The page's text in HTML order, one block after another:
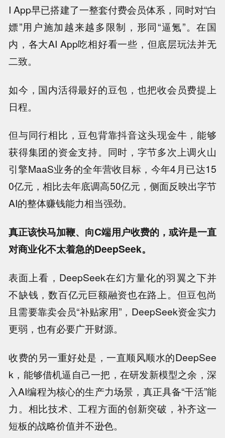
I App早已搭建了一整套付费会员体系，同时对“白
嫖”用户施加越来越多限制，形同“逼氪”。在国
内，各大AI App吃相好看一些，但底层玩法并无
二致。
如今，国内活得最好的豆包，也把收会员费提上
日程。
但与同行相比，豆包背靠抖音这头现金牛，能够
获得集团的资金支持。同时，字节多次上调火山
引擎MaaS业务的全年营收目标，今年4月已达15
0亿元，相比去年底调高50亿元，侧面反映出字节
AI的整体赚钱能力相当强劲。
真正该快马加鞭、向C端用户收费的，或许是一直
对商业化不太着急的DeepSeek。
表面上看，DeepSeek在幻方量化的羽翼之下并
不缺钱，数百亿元巨额融资也在路上。但豆包尚
且需要靠卖会员“补贴家用”，DeepSeek资金实力
更弱，也有必要广开财源。
收费的另一重好处是，一直顺风顺水的DeepSee
k，能够借机逼自己一把，在研发新模型之余，深
入AI编程为核心的生产力场景，真正具备“干活”能
力。相比技术、工程方面的创新突破，补齐这一
短板的战略价值并不逊色。